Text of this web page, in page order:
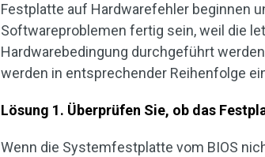
Festplatte auf Hardwarefehler beginnen
Softwareproblemen fertig sein, weil die
Hardwarebedingung durchgeführt
werden in entsprechender Reihenfolge
Lösung 1. Überprüfen Sie, ob das
Wenn die Systemfestplatte vom BIOS